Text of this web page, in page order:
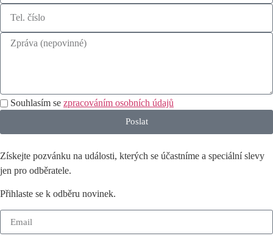
Souhlasím se zpracováním osobních údajů
Poslat
Získejte pozvánku na události, kterých se účastníme a speciální slevy
jen pro odběratele.
Přihlaste se k odběru novinek.